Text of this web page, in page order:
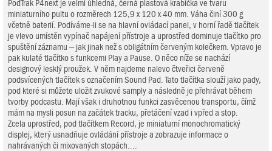
PodTrak P4next je velmi úhledná, černá plastová krabička ve tvaru
miniaturního pultu o rozměrech 125,9 x 120 x 40 mm. Váha činí 300 g
včetně baterií. Podíváme-li se na hlavní ovládací panel, v horní řadě tlačítek
je vlevo umístěn vypínač napájení přístroje a uprostřed dominuje tlačítko pro
spuštění záznamu – jak jinak než s obligátním červeným kolečkem. Vpravo je
pak kulaté tlačítko s funkcemi Play a Pause. O něco níže se nachází
designový lesklý proužek. V něm najdeme nalevo čtveřici červeně
podsvícených tlačítek s označením Sound Pad. Tato tlačítka slouží jako pady,
pod které si můžete uložit zvukové samply a následně je přehrávat během
tvorby podcastu. Mají však i druhotnou funkci zasvěcenou transportu, čímž
mám na mysli posun na začátek tracku, přetáčení vzad i vpřed a stop.
Zcela uprostřed, pod tlačítkem Record, je miniaturní monochromatický
displej, který usnadňuje ovládání přístroje a zobrazuje informace o
nahrávaných či mixovaných stopách....